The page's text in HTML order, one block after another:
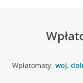
Wpłatomaty: woj.